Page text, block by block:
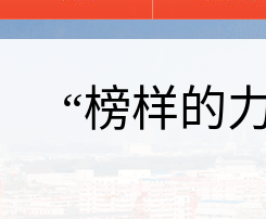
“榜样的